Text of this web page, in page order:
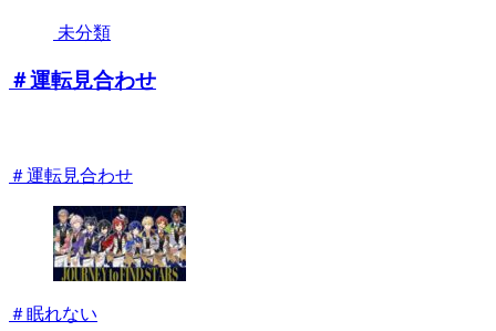
未分類
＃運転見合わせ
＃運転見合わせ
＃眠れない